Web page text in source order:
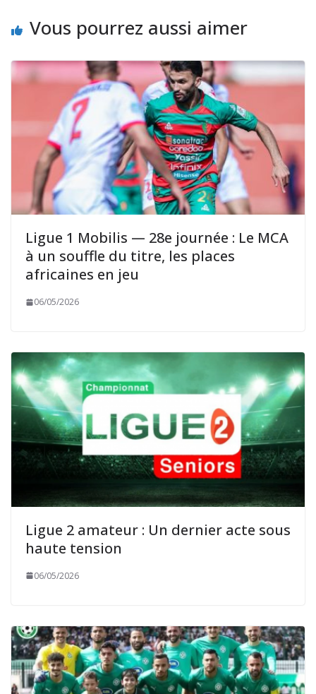
Vous pourrez aussi aimer
Ligue 1 Mobilis — 28e journée : Le MCA
à un souffle du titre, les places
africaines en jeu
06/05/2026
Ligue 2 amateur : Un dernier acte sous
haute tension
06/05/2026